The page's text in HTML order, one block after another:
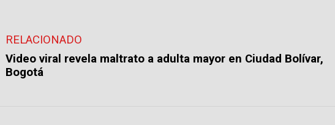
RELACIONADO
Video viral revela maltrato a adulta mayor en Ciudad Bolívar,
Bogotá